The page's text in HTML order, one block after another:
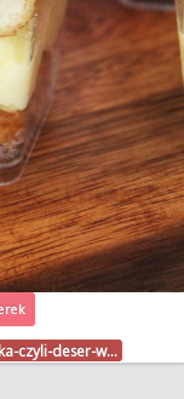
czyli-deser-w…